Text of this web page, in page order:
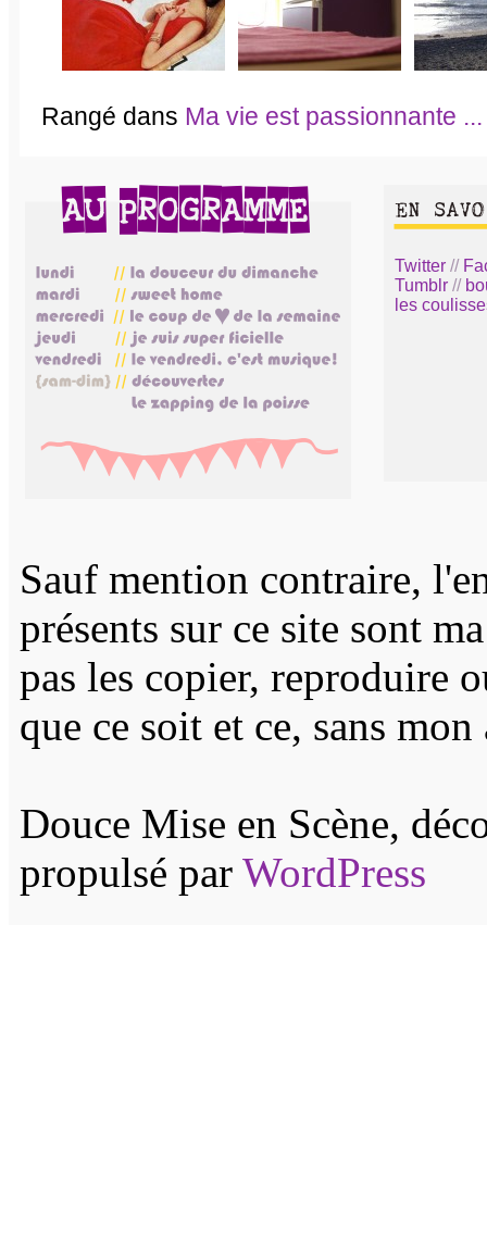
Rangé dans Ma vie est passionnante ...
Twitter //
Tumblr //
les
Sauf mention contraire,
présents sur ce site sont
pas les copier, reproduire
que ce soit et ce, sans
Douce Mise en Scène,
propulsé par WordPress